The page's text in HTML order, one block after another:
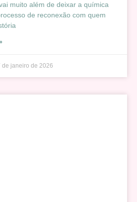
muito além de deixar a química
de reconexão com quem
de janeiro de 2026